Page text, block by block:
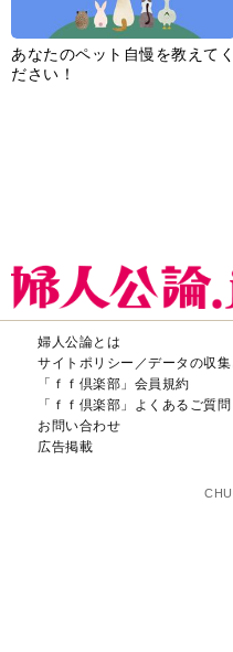
あなたのペット自慢を教えてく
ださい！
婦人公論とは
サイトポリシー／データの収
「ｆｆ倶楽部」会員規約
「ｆｆ倶楽部」よくあるご質問
お問い合わせ
広告掲載